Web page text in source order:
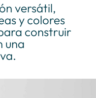
versátil,
y colores
construir
una